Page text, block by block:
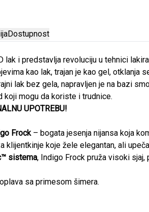
Dostupnost
lak i predstavlja revoluciju u tehnici
kao lak, trajan je kao gel, otklanja
lak bez gela, napravljen je na bazi
mogu da koriste i trudnice.
UPOTREBU!
Frock – bogata jesenja nijansa koja
klijentkinje koje žele elegantan, ali
sistema, Indigo Frock pruža visoki sjaj,
sa primesom šimera.